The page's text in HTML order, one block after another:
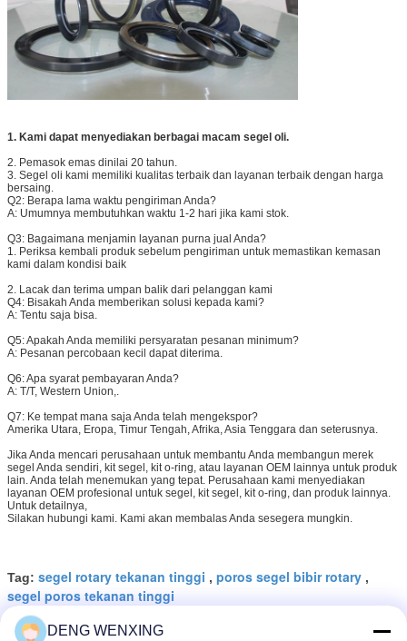
1. Kami dapat menyediakan berbagai macam segel oli.
2. Pemasok emas dinilai 20 tahun.
3. Segel oli kami memiliki kualitas terbaik dan layanan terbaik dengan harga
bersaing.
Q2: Berapa lama waktu pengiriman Anda?
A: Umumnya membutuhkan waktu 1-2 hari jika kami stok.
Q3: Bagaimana menjamin layanan purna jual Anda?
1. Periksa kembali produk sebelum pengiriman untuk memastikan kemasan
kami dalam kondisi baik
2. Lacak dan terima umpan balik dari pelanggan kami
Q4: Bisakah Anda memberikan solusi kepada kami?
A: Tentu saja bisa.
Q5: Apakah Anda memiliki persyaratan pesanan minimum?
A: Pesanan percobaan kecil dapat diterima.
Q6: Apa syarat pembayaran Anda?
A: T/T, Western Union,.
Q7: Ke tempat mana saja Anda telah mengekspor?
Amerika Utara, Eropa, Timur Tengah, Afrika, Asia Tenggara dan seterusnya.
Jika Anda mencari perusahaan untuk membantu Anda membangun merek
segel Anda sendiri, kit segel, kit o-ring, atau layanan OEM lainnya untuk produk
lain. Anda telah menemukan yang tepat. Perusahaan kami menyediakan
layanan OEM profesional untuk segel, kit segel, kit o-ring, dan produk lainnya.
Untuk detailnya,
Silakan hubungi kami. Kami akan membalas Anda sesegera mungkin.
Tag: segel rotary tekanan tinggi , poros segel bibir rotary ,
segel poros tekanan tinggi
Dapatkan Harga Terbaik untuk
DENG WENXING